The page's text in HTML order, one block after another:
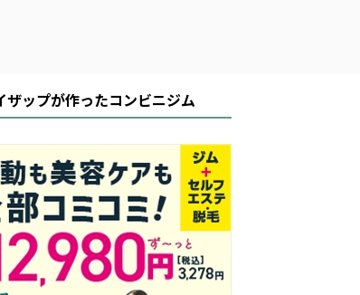
ザップが作ったコンビニジム